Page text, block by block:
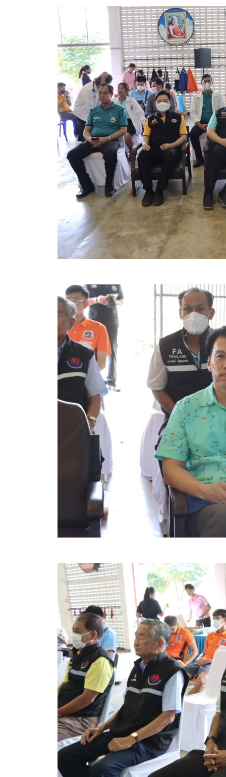
แบบฟอร์มการชำระภาษีฯ
การบริการแบบเบ็ดเสร็จ (One Stop Service)
หนังสือสั่งการ
สรุปผลการปฏิบัติงานประจำเดือน GPS
ระเบียบพัสดุฯ การจัดซื้อจัดจ้าง
การเสริมสร้างคุณธรรมจริยธรรม
ITA : การประเมินคุณธรรมและความโปร่งใสในการ
การจัดการความรู้ (KM)
ข้อระเบียบและกฎหมาย
แผนพัฒนาท้องถิ่น ของอบจ.สุพรรณบุรี
ข้อบัญญัติงบประมาณรายจ่ายประจำปี ของ อบจ.สุ
ข้อบัญญัติอื่นๆ ของ อบจ.สุพรรณบุรี
รายงานการประชุมสภา อบจ.สุพรรณบุรี
รายงานรายรับรายจ่าย อบจ.สุพรรณบุรี
รายงานการติดตามและประเมินผลแผนพัฒนาท้อง
สรุปผลการประเมินความพึงพอใจ
ระบบสืบค้นข้อมูล ประกาศ ก.จ.จ. สุพรรณบุรี (พ.ศ
แบบฟอร์มบริหารงานบุคคล
รายงานตรวจสอบภายใน
รายงานเครื่องจักรกล อบจ.
ศูนย์อำนวยการการเลือกตั้ง สมาชิกสภาและนายก
งานแผนการบริหารจัดการความเสี่ยงของ อบจ.สุพร